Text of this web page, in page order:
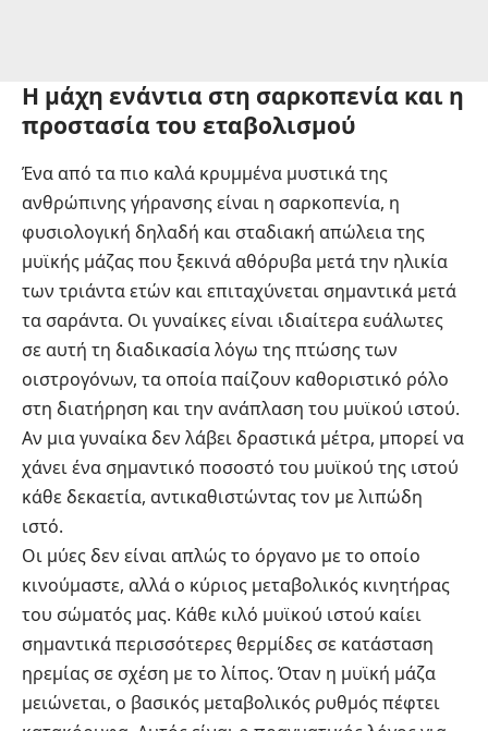
Η μάχη ενάντια στη σαρκοπενία και η
προστασία του εταβολισμού
Ένα από τα πιο καλά κρυμμένα μυστικά της
ανθρώπινης γήρανσης είναι η σαρκοπενία, η
φυσιολογική δηλαδή και σταδιακή απώλεια της
μυϊκής μάζας που ξεκινά αθόρυβα μετά την ηλικία
των τριάντα ετών και επιταχύνεται σημαντικά μετά
τα σαράντα. Οι γυναίκες είναι ιδιαίτερα ευάλωτες
σε αυτή τη διαδικασία λόγω της πτώσης των
οιστρογόνων, τα οποία παίζουν καθοριστικό ρόλο
στη διατήρηση και την ανάπλαση του μυϊκού ιστού.
Αν μια γυναίκα δεν λάβει δραστικά μέτρα, μπορεί να
χάνει ένα σημαντικό ποσοστό του μυϊκού της ιστού
κάθε δεκαετία, αντικαθιστώντας τον με λιπώδη
ιστό.
Οι μύες δεν είναι απλώς το όργανο με το οποίο
κινούμαστε, αλλά ο κύριος μεταβολικός κινητήρας
του σώματός μας. Κάθε κιλό μυϊκού ιστού καίει
σημαντικά περισσότερες θερμίδες σε κατάσταση
ηρεμίας σε σχέση με το λίπος. Όταν η μυϊκή μάζα
μειώνεται, ο βασικός μεταβολικός ρυθμός πέφτει